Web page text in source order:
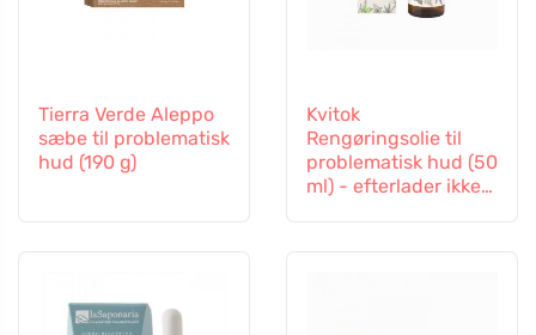
Tierra Verde Aleppo
sæbe til problematisk
hud (190 g)
Kvitok
Rengøringsolie til
problematisk hud (50
ml) - efterlader ikke